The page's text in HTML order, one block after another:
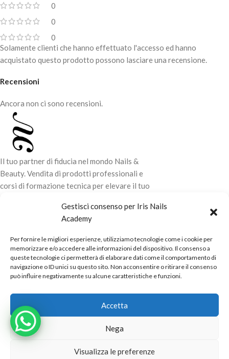
Gestisci consenso per Iris Nails
Academy
Per fornire le migliori esperienze, utilizziamo tecnologie come i cookie per
memorizzare e/o accedere alle informazioni del dispositivo. Il consenso a
queste tecnologie ci permetterà di elaborare dati come il comportamento di
navigazione o ID unici su questo sito. Non acconsentire o ritirare il consenso
può influire negativamente su alcune caratteristiche e funzioni.
Accetta
Nega
Visualizza le preferenze
0
0
0
Recensioni
Ancora non ci sono recensioni.
Solamente clienti che hanno effettuato l'accesso ed hanno
acquistato questo prodotto possono lasciare una recensione.
Il tuo partner di fiducia nel mondo Nails &
Beauty. Vendita di prodotti professionali e
corsi di formazione tecnica per elevare il tuo
LINK UTILI
ORARI NEGOZIO
Powered byReal.Pro.Webcopyright© 2026 in collaborazione con
Mac Sistemi
Alternative: